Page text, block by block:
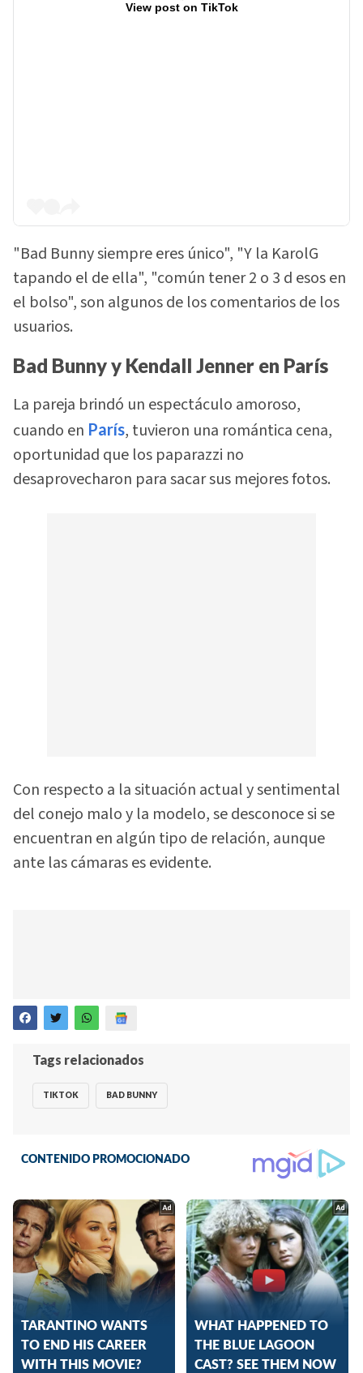
View post on TikTok
"Bad Bunny siempre eres único", "Y la KarolG
tapando el de ella", "común tener 2 o 3 d esos en
el bolso", son algunos de los comentarios de los
usuarios.
Bad Bunny y Kendall Jenner en París
La pareja brindó un espectáculo amoroso,
cuando en París, tuvieron una romántica cena,
oportunidad que los paparazzi no
desaprovecharon para sacar sus mejores fotos.
Con respecto a la situación actual y sentimental
del conejo malo y la modelo, se desconoce si se
encuentran en algún tipo de relación, aunque
ante las cámaras es evidente.
Tags relacionados
TIKTOK BAD BUNNY